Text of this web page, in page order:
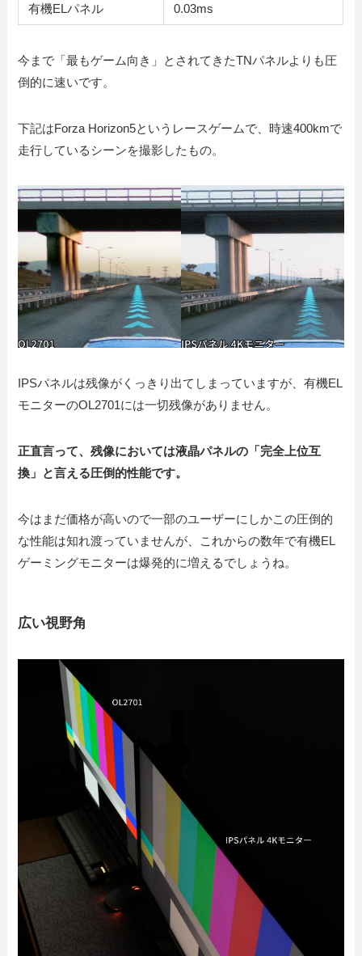
有機ELパネル 0.03ms
今まで「最もゲーム向き」とされてきたTNパネルよりも圧
倒的に速いです。
下記はForza Horizon5というレースゲームで、時速400kmで
走行しているシーンを撮影したもの。
IPSパネルは残像がくっきり出てしまっていますが、有機EL
モニターのOL2701には一切残像がありません。
正直言って、残像においては液晶パネルの「完全上位互
換」と言える圧倒的性能です。
今はまだ価格が高いので一部のユーザーにしかこの圧倒的
な性能は知れ渡っていませんが、これからの数年で有機EL
ゲーミングモニターは爆発的に増えるでしょうね。
広い視野角